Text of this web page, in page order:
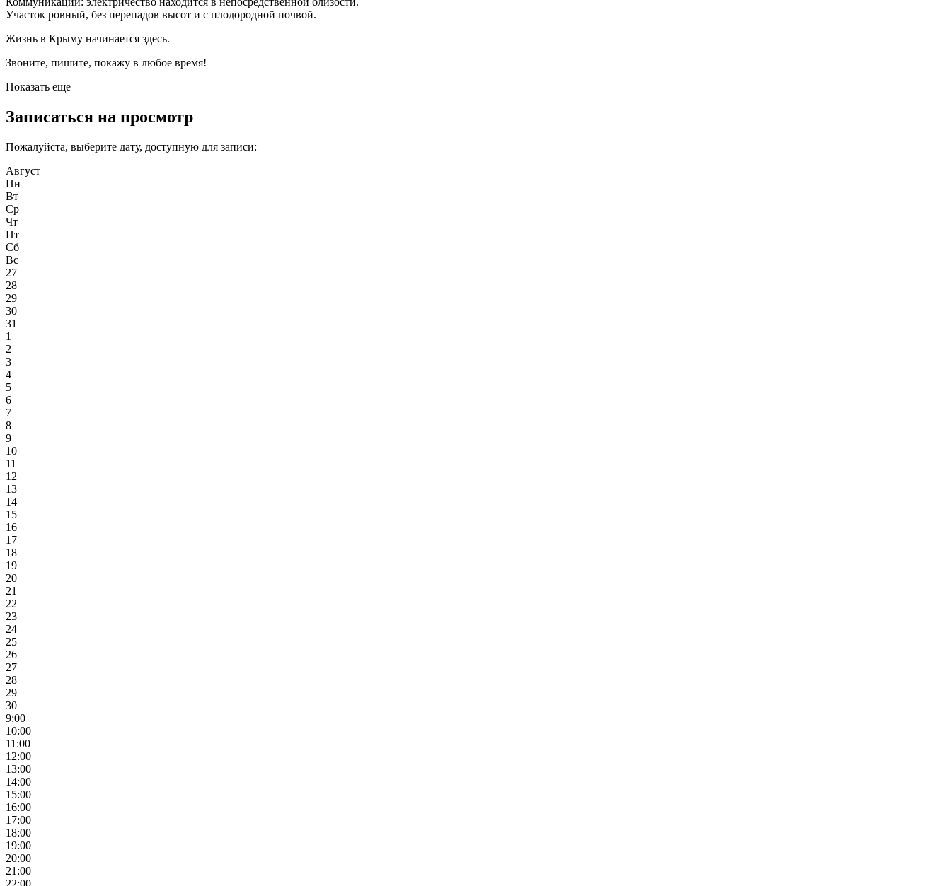
Участок ровный, без перепадов высот и с плодородной почвой.
Жизнь в Крыму начинается здесь.
Звоните, пишите, покажу в любое время!
Показать еще
Записаться на просмотр
Пожалуйста, выберите дату, доступную для записи:
Август
Пн
Вт
Ср
Чт
Пт
Сб
Вс
27
28
29
30
31
1
2
3
4
5
6
7
8
9
10
11
12
13
14
15
16
17
18
19
20
21
22
23
24
25
26
27
28
29
30
9:00
10:00
11:00
12:00
13:00
14:00
15:00
16:00
17:00
18:00
19:00
20:00
21:00
22:00